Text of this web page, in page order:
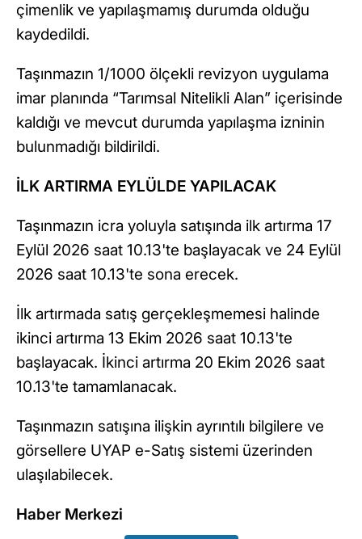
çimenlik ve yapılaşmamış durumda olduğu
kaydedildi.
Taşınmazın 1/1000 ölçekli revizyon uygulama
imar planında “Tarımsal Nitelikli Alan” içerisinde
kaldığı ve mevcut durumda yapılaşma izninin
bulunmadığı bildirildi.
İLK ARTIRMA EYLÜLDE YAPILACAK
Taşınmazın icra yoluyla satışında ilk artırma 17
Eylül 2026 saat 10.13'te başlayacak ve 24 Eylül
2026 saat 10.13'te sona erecek.
İlk artırmada satış gerçekleşmemesi halinde
ikinci artırma 13 Ekim 2026 saat 10.13'te
başlayacak. İkinci artırma 20 Ekim 2026 saat
10.13'te tamamlanacak.
Taşınmazın satışına ilişkin ayrıntılı bilgilere ve
görsellere UYAP e-Satış sistemi üzerinden
ulaşılabilecek.
Haber Merkezi